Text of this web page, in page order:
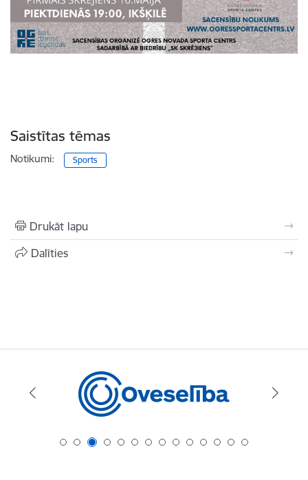
Saistītas tēmas
Notikumi: Sports
Drukāt lapu
Dalīties